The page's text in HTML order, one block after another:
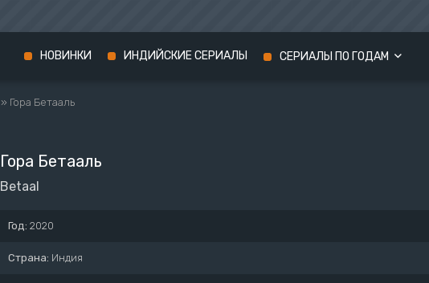
» Гора Бетааль
Гора Бетааль
Betaal
Год: 2020
Страна: Индия
НОВИНКИ ИНДИЙСКИЕ СЕРИАЛЫ СЕРИАЛЫ ПО ГОДАМ